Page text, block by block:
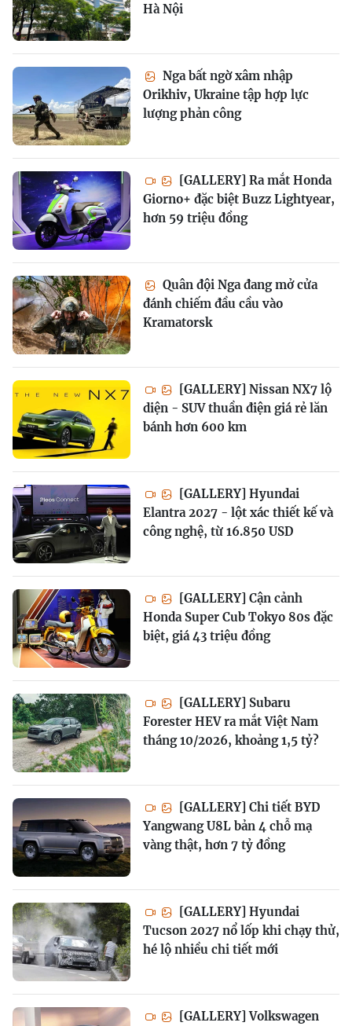
Hà Nội
Nga bất ngờ xâm nhập
Orikhiv, Ukraine tập hợp lực
lượng phản công
[GALLERY] Ra mắt Honda
Giorno+ đặc biệt Buzz Lightyear,
hơn 59 triệu đồng
Quân đội Nga đang mở cửa
đánh chiếm đầu cầu vào
Kramatorsk
[GALLERY] Nissan NX7 lộ
diện - SUV thuần điện giá rẻ lăn
bánh hơn 600 km
[GALLERY] Hyundai
Elantra 2027 - lột xác thiết kế và
công nghệ, từ 16.850 USD
[GALLERY] Cận cảnh
Honda Super Cub Tokyo 80s đặc
biệt, giá 43 triệu đồng
[GALLERY] Subaru
Forester HEV ra mắt Việt Nam
tháng 10/2026, khoảng 1,5 tỷ?
[GALLERY] Chi tiết BYD
Yangwang U8L bản 4 chỗ mạ
vàng thật, hơn 7 tỷ đồng
[GALLERY] Hyundai
Tucson 2027 nổ lốp khi chạy thử,
hé lộ nhiều chi tiết mới
[GALLERY] Volkswagen